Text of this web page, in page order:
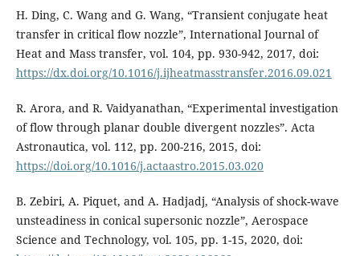
H. Ding, C. Wang and G. Wang, “Transient conjugate heat
transfer in critical flow nozzle”, International Journal of
Heat and Mass transfer, vol. 104, pp. 930-942, 2017, doi:
https://dx.doi.org/10.1016/j.ijheatmasstransfer.2016.09.021
R. Arora, and R. Vaidyanathan, “Experimental investigation
of flow through planar double divergent nozzles”. Acta
Astronautica, vol. 112, pp. 200-216, 2015, doi:
https://doi.org/10.1016/j.actaastro.2015.03.020
B. Zebiri, A. Piquet, and A. Hadjadj, “Analysis of shock-wave
unsteadiness in conical supersonic nozzle”, Aerospace
Science and Technology, vol. 105, pp. 1-15, 2020, doi: